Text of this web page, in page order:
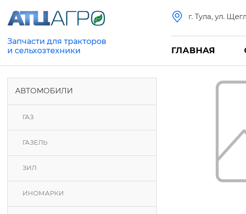
Запчасти для тракторов
и сельхозтехники
г. Тула, ул.
ГЛАВНАЯ
АВТОМОБИЛИ
ГАЗ
ГАЗЕЛЬ
ЗИЛ
ИНОМАРКИ